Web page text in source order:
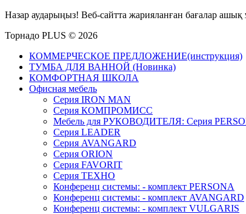
Назар аударыңыз! Веб-сайтта жарияланған бағалар
Торнадо PLUS © 2026
КОММЕРЧЕСКОЕ ПРЕДЛОЖЕНИЕ(инструкция)
ТУМБА ДЛЯ ВАННОЙ (Новинка)
КОМФОРТНАЯ ШКОЛА
Офисная мебель
Серия IRON MAN
Серия КОМПРОМИСС
Мебель для РУКОВОДИТЕЛЯ: Серия
Серия LEADER
Серия AVANGARD
Серия ORION
Серия FAVORIT
Серия ТЕХНО
Конференц системы: - комплект PERSONA
Конференц системы: - комплект AVANGARD
Конференц системы: - комплект VULGARIS